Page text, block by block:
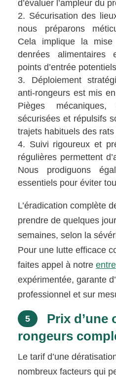
d’évaluer l’ampleur du
Sécurisation des
nous préparons
Cela implique la
denrées alimentaires
points d’entrée
Déploiement
anti-rongeurs est mis
Pièges mécaniques,
sécurisées et répulsifs
trajets habituels des
Suivi rigoureux et
régulières permettent
Nous prodiguons
essentiels pour éviter
L’éradication complète
prendre de quelques
semaines, selon la
Pour une lutte efficace
faites appel à notre
expérimentée, garante
professionnel et sur
5
Prix d’une
rongeurs
Le tarif d’une
nombreux facteurs qui